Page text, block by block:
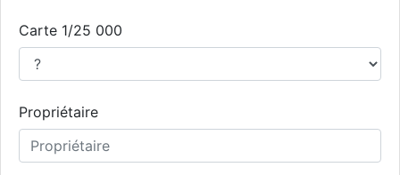
Carte 1/25 000
Propriétaire